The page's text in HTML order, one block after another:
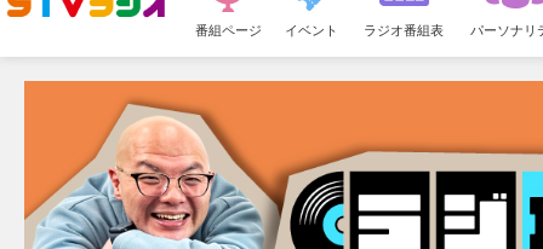
ュ
ー
番組ページ イベント ラジオ番組表 パーソナリ